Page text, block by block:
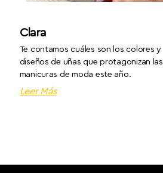
Clara
Te contamos cuáles son los colores y
diseños de uñas que protagonizan las
manicuras de moda este año.
Leer Más